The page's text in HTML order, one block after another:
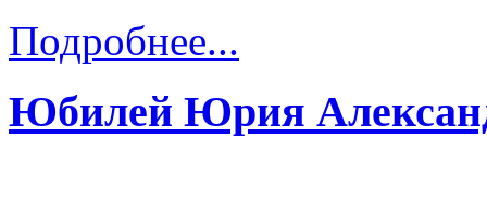
Подробнее...
Юбилей Юрия